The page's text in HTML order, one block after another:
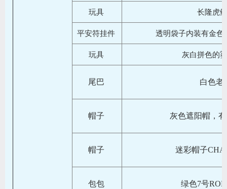
玩具 长隆虎
平安符挂件 透明袋子内装有金色
玩具 灰白拼色的
尾巴 白色老
帽子 灰色遮阳帽，
帽子 迷彩帽子
包包 绿色7号